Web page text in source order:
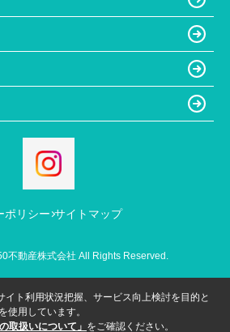
ポリシー サイトマップ
不動産株式会社 All Rights Reserved.
イト利用状況把握、サービス向上検討を目的と
使用しています。
取扱いについて」 をご確認ください。